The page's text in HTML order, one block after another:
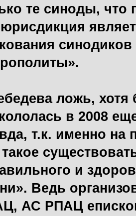
те синоды,
юрисдикция
ложь,
в 2008
т.к. именно
и
Ведь
АС РПАЦ